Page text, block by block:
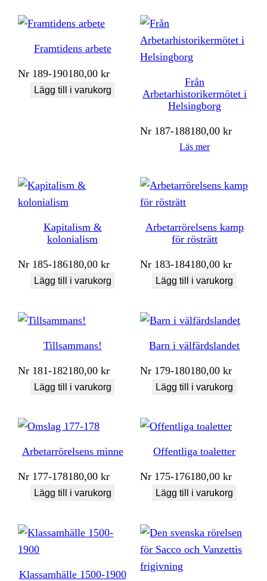
Framtidens arbete
Nr 189-190180,00kr
Lägg till i varukorg
Från
Arbetarhistorikermötet i
Helsingborg
Nr 187-188180,00kr
Läs mer
Kapitalism &
kolonialism
Nr 185-186180,00kr
Lägg till i varukorg
Arbetarrörelsens kamp
för rösträtt
Nr 183-184180,00kr
Lägg till i varukorg
Tillsammans!
Nr 181-182180,00kr
Lägg till i varukorg
Barn i välfärdslandet
Nr 179-180180,00kr
Lägg till i varukorg
Arbetarrörelsens minne
Nr 177-178180,00kr
Lägg till i varukorg
Offentliga toaletter
Nr 175-176180,00kr
Lägg till i varukorg
Klassamhälle 1500-1900